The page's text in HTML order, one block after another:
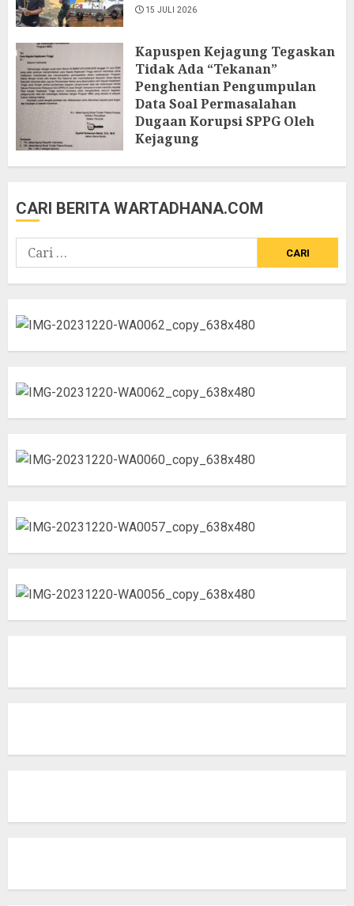
15 JULI 2026
Kapuspen Kejagung Tegaskan
Tidak Ada “Tekanan”
Penghentian Pengumpulan
Data Soal Permasalahan
Dugaan Korupsi SPPG Oleh
Kejagung
CARI BERITA WARTADHANA.COM
Cari
untuk: